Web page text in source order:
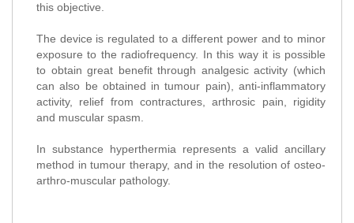
this objective.
The device is regulated to a different power and to minor
exposure to the radiofrequency. In this way it is possible
to obtain great benefit through analgesic activity (which
can also be obtained in tumour pain), anti-inflammatory
activity, relief from contractures, arthrosic pain, rigidity
and muscular spasm.
In substance hyperthermia represents a valid ancillary
method in tumour therapy, and in the resolution of osteo-
arthro-muscular pathology.